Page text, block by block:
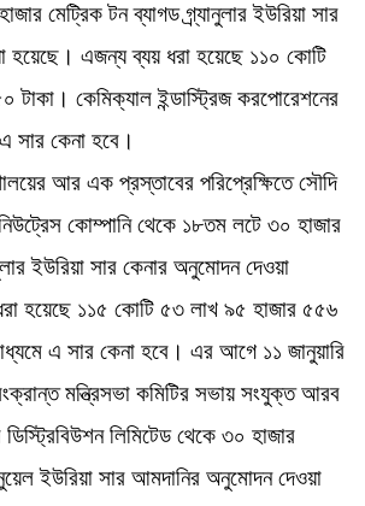
মেট্রিক টন ব্যাগড গ্র্যানুলার ইউরিয়া সার
হয়েছে। এজন্য ব্যয় ধরা হয়েছে ১১০ কোটি
টাকা। কেমিক্যাল ইন্ডাস্ট্রিজ করপোরেশনের
সার কেনা হবে।
আর এক প্রস্তাবের পরিপ্রেক্ষিতে সৌদি
কোম্পানি থেকে ১৮তম লটে ৩০ হাজার
ইউরিয়া সার কেনার অনুমোদন দেওয়া
হয়েছে ১১৫ কোটি ৫৩ লাখ ৯৫ হাজার ৫৫৬
এ সার কেনা হবে। এর আগে ১১ জানুয়ারি
মন্ত্রিসভা কমিটির সভায় সংযুক্ত আরব
লিমিটেড থেকে ৩০ হাজার
ইউরিয়া সার আমদানির অনুমোদন দেওয়া